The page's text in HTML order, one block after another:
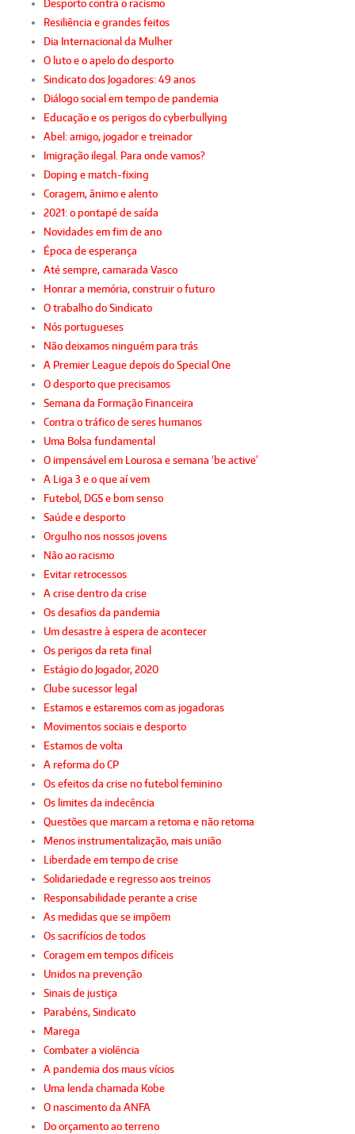
Desporto contra o racismo
Resiliência e grandes feitos
Dia Internacional da Mulher
O luto e o apelo do desporto
Sindicato dos Jogadores: 49 anos
Diálogo social em tempo de pandemia
Educação e os perigos do cyberbullying
Abel: amigo, jogador e treinador
Imigração ilegal. Para onde vamos?
Doping e match-fixing
Coragem, ânimo e alento
2021: o pontapé de saída
Novidades em fim de ano
Época de esperança
Até sempre, camarada Vasco
Honrar a memória, construir o futuro
O trabalho do Sindicato
Nós portugueses
Não deixamos ninguém para trás
A Premier League depois do Special One
O desporto que precisamos
Semana da Formação Financeira
Contra o tráfico de seres humanos
Uma Bolsa fundamental
O impensável em Lourosa e semana ‘be active’
A Liga 3 e o que aí vem
Futebol, DGS e bom senso
Saúde e desporto
Orgulho nos nossos jovens
Não ao racismo
Evitar retrocessos
A crise dentro da crise
Os desafios da pandemia
Um desastre à espera de acontecer
Os perigos da reta final
Estágio do Jogador, 2020
Clube sucessor legal
Estamos e estaremos com as jogadoras
Movimentos sociais e desporto
Estamos de volta
A reforma do CP
Os efeitos da crise no futebol feminino
Os limites da indecência
Questões que marcam a retoma e não retoma
Menos instrumentalização, mais união
Liberdade em tempo de crise
Solidariedade e regresso aos treinos
Responsabilidade perante a crise
As medidas que se impõem
Os sacrifícios de todos
Coragem em tempos difíceis
Unidos na prevenção
Sinais de justiça
Parabéns, Sindicato
Marega
Combater a violência
A pandemia dos maus vícios
Uma lenda chamada Kobe
O nascimento da ANFA
Do orçamento ao terreno